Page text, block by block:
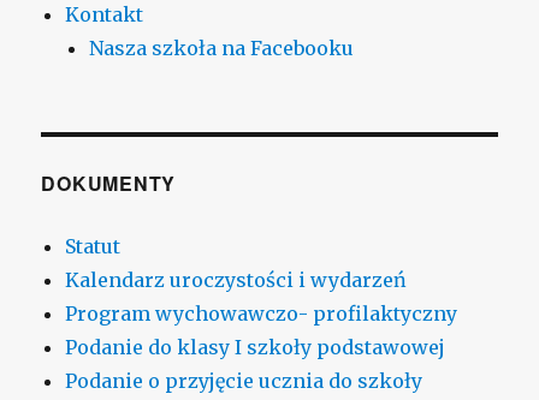
Kontakt
Nasza szkoła na Facebooku
DOKUMENTY
Statut
Kalendarz uroczystości i wydarzeń
Program wychowawczo- profilaktyczny
Podanie do klasy I szkoły podstawowej
Podanie o przyjęcie ucznia do szkoły